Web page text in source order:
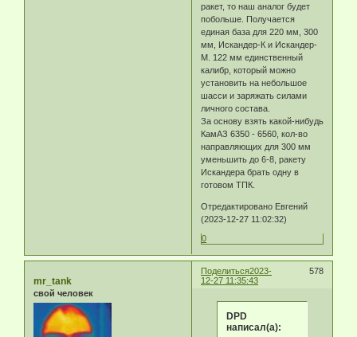
ракет, то наш аналог будет
побольше. Получается
единая база для 220 мм, 300
мм, Искандер-К и Искандер-
М. 122 мм единственный
калибр, который можно
установить на небольшое
шасси и заряжать силами
личного состава.
За основу взять какой-нибудь
КамАЗ 6350 - 6560, кол-во
направляющих для 300 мм
уменьшить до 6-8, ракету
Искандера брать одну в
готовом ТПК.
Отредактировано Eвгeний
(2023-12-27 11:02:32)
0
Поделиться 578
2023-
12-27 11:35:43
mr_tank
свой человек
DPD
написал(а):